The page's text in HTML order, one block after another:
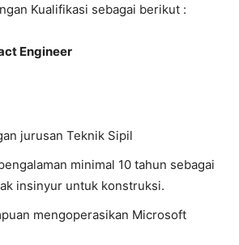
Kualifikasi sebagai berikut :
Engineer
jurusan Teknik Sipil
minimal 10 tahun sebagai
insinyur untuk konstruksi.
mengoperasikan Microsoft